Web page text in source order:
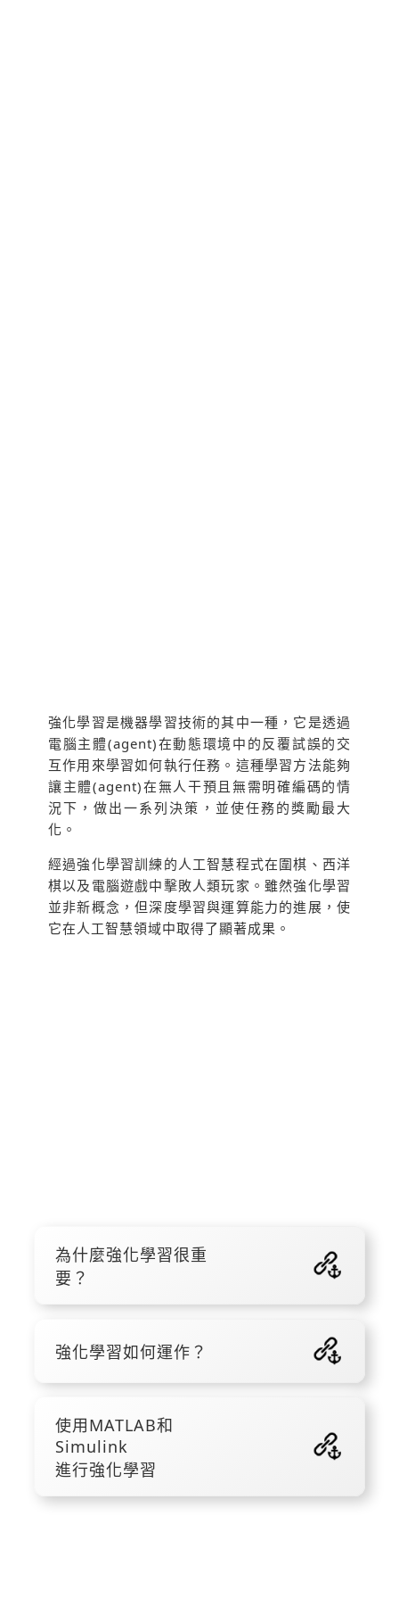
強化學習是機器學習技術的其中一種，它是透過
電腦主體(agent)在動態環境中的反覆試誤的交
互作用來學習如何執行任務。這種學習⽅法能夠
讓主體(agent)在無人干預且無需明確編碼的情
況下，做出⼀系列決策，並使任務的獎勵最大
化。
經過強化學習訓練的人工智慧程式在圍棋、西洋
棋以及電腦遊戲中擊敗人類玩家。雖然強化學習
並非新概念，但深度學習與運算能力的進展，使
它在人工智慧領域中取得了顯著成果。
為什麼強化學習很重
要？
強化學習如何運作？
使用MATLAB和
Simulink
進行強化學習